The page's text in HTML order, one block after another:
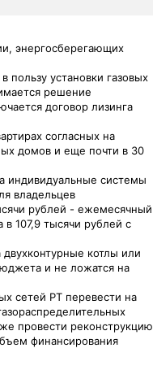
энергосберегающих
установки газовых
решение
договор лизинга
согласных на
домов и еще почти в 30
индивидуальные системы
владельцев
рублей - ежемесячный
107,9 тысячи рублей с
котлы или
и не ложатся на
сетей РТ перевести на
провести реконструкцию
финансирования